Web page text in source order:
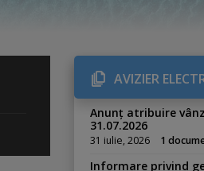
AVIZIER
Anunț atribuire
31.07.2026
31 iulie, 2026 1
Informare privind